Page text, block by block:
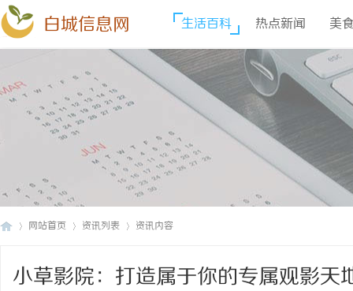
白城信息网 生活百科 热点新闻 美
网站首页 资讯列表 资讯内容
小草影院：打造属于你的专属观影天